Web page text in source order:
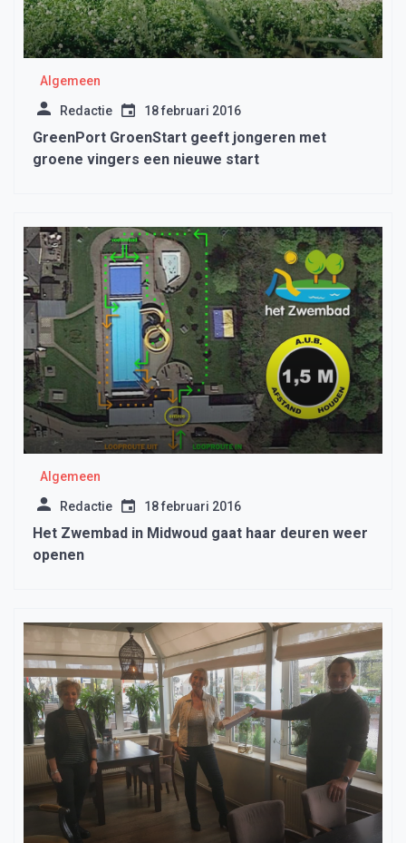
Algemeen
Redactie 18 februari 2016
GreenPort GroenStart geeft jongeren met
groene vingers een nieuwe start
Algemeen
Redactie 18 februari 2016
Het Zwembad in Midwoud gaat haar deuren weer
openen